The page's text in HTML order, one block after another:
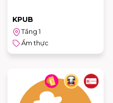
KPUB
Tầng 1
Ẩm thực